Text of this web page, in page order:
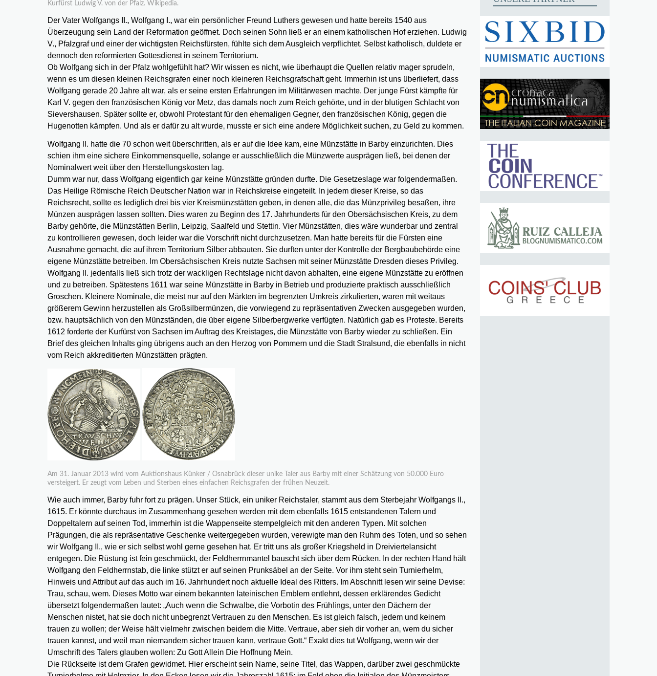
Kurfürst Ludwig V. von der Pfalz. Wikipedia.
Der Vater Wolfgangs II., Wolfgang I., war ein persönlicher Freund Luthers gewesen und hatte bereits 1540 aus
Überzeugung sein Land der Reformation geöffnet. Doch seinen Sohn ließ er an einem katholischen Hof erziehen. Ludwig
V., Pfalzgraf und einer der wichtigsten Reichsfürsten, fühlte sich dem Ausgleich verpflichtet. Selbst katholisch, duldete er
dennoch den reformierten Gottesdienst in seinem Territorium.
Ob Wolfgang sich in der Pfalz wohlgefühlt hat? Wir wissen es nicht, wie überhaupt die Quellen relativ mager sprudeln,
wenn es um diesen kleinen Reichsgrafen einer noch kleineren Reichsgrafschaft geht. Immerhin ist uns überliefert, dass
Wolfgang gerade 20 Jahre alt war, als er seine ersten Erfahrungen im Militärwesen machte. Der junge Fürst kämpfte für
Karl V. gegen den französischen König vor Metz, das damals noch zum Reich gehörte, und in der blutigen Schlacht von
Sievershausen. Später sollte er, obwohl Protestant für den ehemaligen Gegner, den französischen König, gegen die
Hugenotten kämpfen. Und als er dafür zu alt wurde, musste er sich eine andere Möglichkeit suchen, zu Geld zu kommen.
Wolfgang II. hatte die 70 schon weit überschritten, als er auf die Idee kam, eine Münzstätte in Barby einzurichten. Dies
schien ihm eine sichere Einkommensquelle, solange er ausschließlich die Münzwerte ausprägen ließ, bei denen der
Nominalwert weit über den Herstellungskosten lag.
Dumm war nur, dass Wolfgang eigentlich gar keine Münzstätte gründen durfte. Die Gesetzeslage war folgendermaßen.
Das Heilige Römische Reich Deutscher Nation war in Reichskreise eingeteilt. In jedem dieser Kreise, so das
Reichsrecht, sollte es lediglich drei bis vier Kreismünzstätten geben, in denen alle, die das Münzprivileg besaßen, ihre
Münzen ausprägen lassen sollten. Dies waren zu Beginn des 17. Jahrhunderts für den Obersächsischen Kreis, zu dem
Barby gehörte, die Münzstätten Berlin, Leipzig, Saalfeld und Stettin. Vier Münzstätten, dies wäre wunderbar und zentral
zu kontrollieren gewesen, doch leider war die Vorschrift nicht durchzusetzen. Man hatte bereits für die Fürsten eine
Ausnahme gemacht, die auf ihrem Territorium Silber abbauten. Sie durften unter der Kontrolle der Bergbaubehörde eine
eigene Münzstätte betreiben. Im Obersächsischen Kreis nutzte Sachsen mit seiner Münzstätte Dresden dieses Privileg.
Wolfgang II. jedenfalls ließ sich trotz der wackligen Rechtslage nicht davon abhalten, eine eigene Münzstätte zu eröffnen
und zu betreiben. Spätestens 1611 war seine Münzstätte in Barby in Betrieb und produzierte praktisch ausschließlich
Groschen. Kleinere Nominale, die meist nur auf den Märkten im begrenzten Umkreis zirkulierten, waren mit weitaus
größerem Gewinn herzustellen als Großsilbermünzen, die vorwiegend zu repräsentativen Zwecken ausgegeben wurden,
bzw. hauptsächlich von den Münzständen, die über eigene Silberbergwerke verfügten. Natürlich gab es Proteste. Bereits
1612 forderte der Kurfürst von Sachsen im Auftrag des Kreistages, die Münzstätte von Barby wieder zu schließen. Ein
Brief des gleichen Inhalts ging übrigens auch an den Herzog von Pommern und die Stadt Stralsund, die ebenfalls in nicht
vom Reich akkreditierten Münzstätten prägten.
Am 31. Januar 2013 wird vom Auktionshaus Künker / Osnabrück dieser unike Taler aus Barby mit einer Schätzung von 50.000 Euro
versteigert. Er zeugt vom Leben und Sterben eines einfachen Reichsgrafen der frühen Neuzeit.
Wie auch immer, Barby fuhr fort zu prägen. Unser Stück, ein uniker Reichstaler, stammt aus dem Sterbejahr Wolfgangs II.,
1615. Er könnte durchaus im Zusammenhang gesehen werden mit dem ebenfalls 1615 entstandenen Talern und
Doppeltalern auf seinen Tod, immerhin ist die Wappenseite stempelgleich mit den anderen Typen. Mit solchen
Prägungen, die als repräsentative Geschenke weitergegeben wurden, verewigte man den Ruhm des Toten, und so sehen
wir Wolfgang II., wie er sich selbst wohl gerne gesehen hat. Er tritt uns als großer Kriegsheld in Dreiviertelansicht
entgegen. Die Rüstung ist fein geschmückt, der Feldherrnmantel bauscht sich über dem Rücken. In der rechten Hand hält
Wolfgang den Feldherrnstab, die linke stützt er auf seinen Prunksäbel an der Seite. Vor ihm steht sein Turnierhelm,
Hinweis und Attribut auf das auch im 16. Jahrhundert noch aktuelle Ideal des Ritters. Im Abschnitt lesen wir seine Devise:
Trau, schau, wem. Dieses Motto war einem bekannten lateinischen Emblem entlehnt, dessen erklärendes Gedicht
übersetzt folgendermaßen lautet: „Auch wenn die Schwalbe, die Vorbotin des Frühlings, unter den Dächern der
Menschen nistet, hat sie doch nicht unbegrenzt Vertrauen zu den Menschen. Es ist gleich falsch, jedem und keinem
trauen zu wollen; der Weise hält vielmehr zwischen beidem die Mitte. Vertraue, aber sieh dir vorher an, wem du sicher
trauen kannst, und weil man niemandem sicher trauen kann, vertraue Gott.“ Exakt dies tut Wolfgang, wenn wir der
Umschrift des Talers glauben wollen: Zu Gott Allein Die Hoffnung Mein.
Die Rückseite ist dem Grafen gewidmet. Hier erscheint sein Name, seine Titel, das Wappen, darüber zwei geschmückte